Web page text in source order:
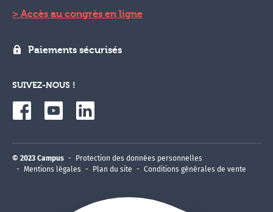
Accès au congrès en ligne
Paiements sécurisés
SUIVEZ-NOUS !
© 2023 Campus
Protection des données personnelles
Mentions légales
Plan du site Conditions générales de vente